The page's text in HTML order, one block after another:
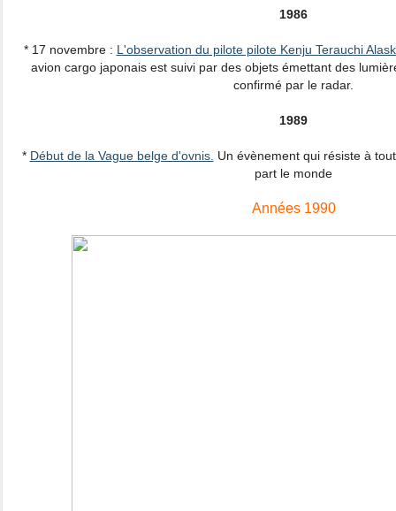
1986
* 17 novembre : L'observation du pilote pilote Kenju Terauchi
avion cargo japonais est suivi par des objets émettant des
confirmé par le radar.
1989
* Début de la Vague belge d'ovnis. Un évènement qui résiste à
part le monde
Années 1990